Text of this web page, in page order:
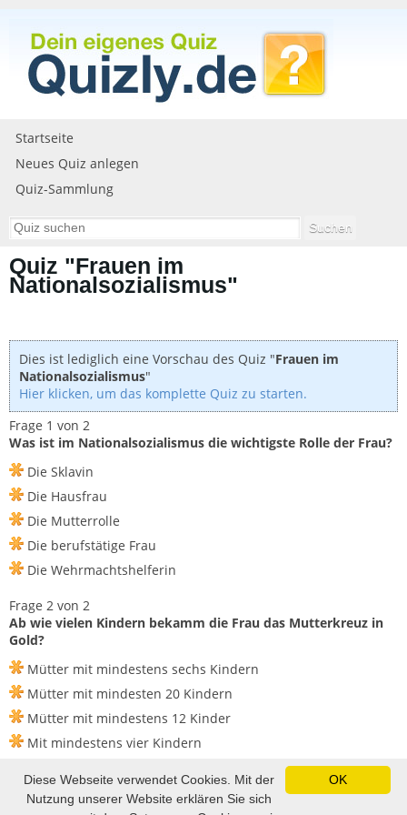
Startseite
Neues Quiz anlegen
Quiz-Sammlung
Quiz "Frauen im
Nationalsozialismus"
Dies ist lediglich eine Vorschau des Quiz "Frauen im
Nationalsozialismus"
Hier klicken, um das komplette Quiz zu starten.
Frage 1 von 2
Was ist im Nationalsozialismus die wichtigste Rolle der Frau?
Die Sklavin
Die Hausfrau
Die Mutterrolle
Die berufstätige Frau
Die Wehrmachtshelferin
Frage 2 von 2
Ab wie vielen Kindern bekamm die Frau das Mutterkreuz in
Gold?
Mütter mit mindestens sechs Kindern
Mütter mit mindesten 20 Kindern
Mütter mit mindestens 12 Kinder
Mit mindestens vier Kindern
OK
Diese Webseite verwendet Cookies. Mit der
Nutzung unserer Website erklären Sie sich